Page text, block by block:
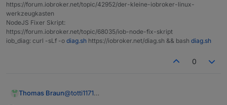
Run iobroker
https://forum.iobroker.net/topic/42952/der-kleine-iobroker-linux-
werkzeugkasten
NodeJS Fixer Skript:
https://forum.iobroker.net/topic/68035/iob-node-fix-skript
iob_diag: curl -sLf -o diag.sh https://iobroker.net/diag.sh && bash diag.sh
0
Thomas Braun@totti1171